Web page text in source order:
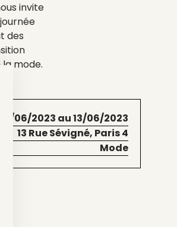
invite
des
mode.
13/06/2023 au 13/06/2023
13 Rue Sévigné, Paris 4
Mode